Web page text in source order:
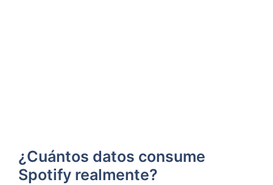
¿Cuántos datos consume
Spotify realmente?